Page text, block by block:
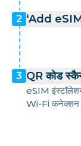
2 ‘Add
3 QR कोड
eSIM
Wi-Fi कनेक्शन